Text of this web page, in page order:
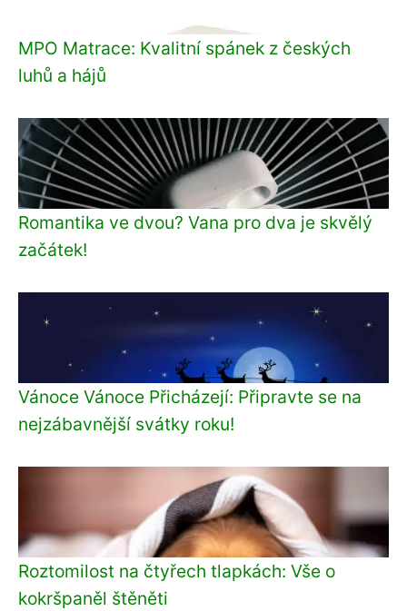
MPO Matrace: Kvalitní spánek z českých
luhů a hájů
Romantika ve dvou? Vana pro dva je skvělý
začátek!
Vánoce Vánoce Přicházejí: Připravte se na
nejzábavnější svátky roku!
Roztomilost na čtyřech tlapkách: Vše o
kokršpaněl štěněti